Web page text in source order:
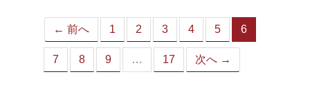
← 前へ 1 2 3 4 5 6
7 8 9 … 17 次へ →